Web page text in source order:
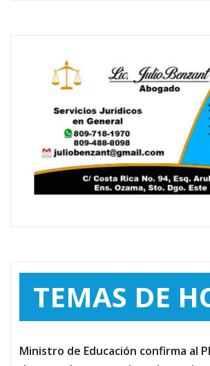
TEMAS DE
Ministro de Educación confirma al